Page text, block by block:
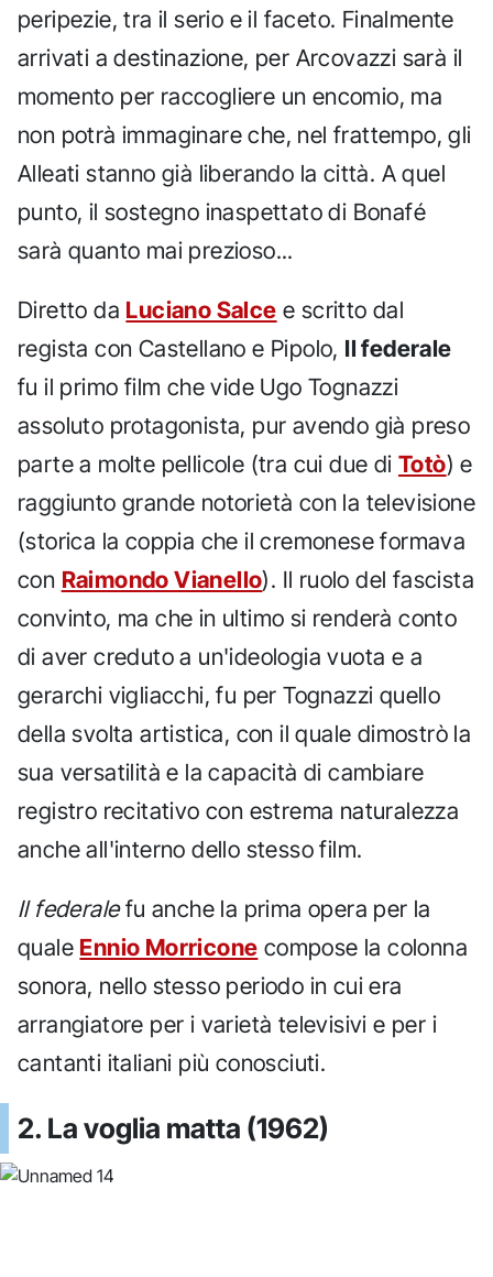
peripezie, tra il serio e il faceto. Finalmente
arrivati a destinazione, per Arcovazzi sarà il
momento per raccogliere un encomio, ma
non potrà immaginare che, nel frattempo, gli
Alleati stanno già liberando la città. A quel
punto, il sostegno inaspettato di Bonafé
sarà quanto mai prezioso...
Diretto da Luciano Salce e scritto dal
regista con Castellano e Pipolo, Il federale
fu il primo film che vide Ugo Tognazzi
assoluto protagonista, pur avendo già preso
parte a molte pellicole (tra cui due di Totò) e
raggiunto grande notorietà con la televisione
(storica la coppia che il cremonese formava
con Raimondo Vianello). Il ruolo del fascista
convinto, ma che in ultimo si renderà conto
di aver creduto a un'ideologia vuota e a
gerarchi vigliacchi, fu per Tognazzi quello
della svolta artistica, con il quale dimostrò la
sua versatilità e la capacità di cambiare
registro recitativo con estrema naturalezza
anche all'interno dello stesso film.
Il federalefu anche la prima opera per la
quale Ennio Morricone compose la colonna
sonora, nello stesso periodo in cui era
arrangiatore per i varietà televisivi e per i
cantanti italiani più conosciuti.
2. La voglia matta (1962)